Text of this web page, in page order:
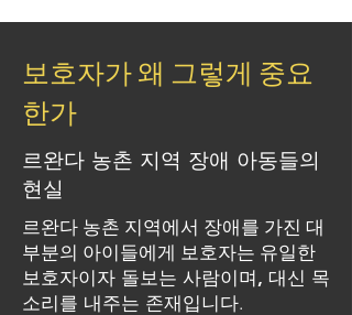
보호자가 왜 그렇게 중요
한가
르완다 농촌 지역 장애 아동들의
현실
르완다 농촌 지역에서 장애를 가진 대
부분의 아이들에게 보호자는 유일한
보호자이자 돌보는 사람이며, 대신 목
소리를 내주는 존재 입니다.